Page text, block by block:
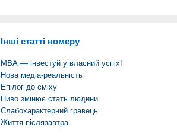
Інші статті номеру
МВА — інвестуй у власний успіх!
Нова медіа-реальність
Епілог до сміху
Пиво змінює стать людини
Слабохарактерний гравець
Життя післязавтра